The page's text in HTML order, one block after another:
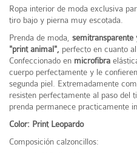
Ropa interior de moda exclusiva
tiro bajo y pierna muy escotada.
Prenda de moda,
"print animal", perfecto en cuanto
Confeccionado en microfibra
cuerpo perfectamente y le
segunda piel. Extremadamente
resisten perfectamente al paso del
prenda permanece practicamente
Color: Print Leopardo
Composición calzoncillos: